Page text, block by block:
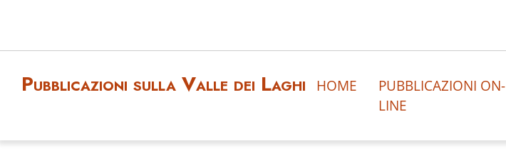
Pubblicazioni sulla Valle dei Laghi HOME
PUBBLICAZIONI ON-
LINE